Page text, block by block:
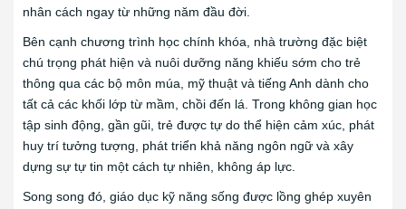
nhân cách ngay từ những năm đầu đời.
Bên cạnh chương trình học chính khóa, nhà trường đặc biệt
chú trọng phát hiện và nuôi dưỡng năng khiếu sớm cho trẻ
thông qua các bộ môn múa, mỹ thuật và tiếng Anh dành cho
tất cả các khối lớp từ mầm, chồi đến lá. Trong không gian học
tập sinh động, gần gũi, trẻ được tự do thể hiện cảm xúc, phát
huy trí tưởng tượng, phát triển khả năng ngôn ngữ và xây
dựng sự tự tin một cách tự nhiên, không áp lực.
Song song đó, giáo dục kỹ năng sống được lồng ghép xuyên